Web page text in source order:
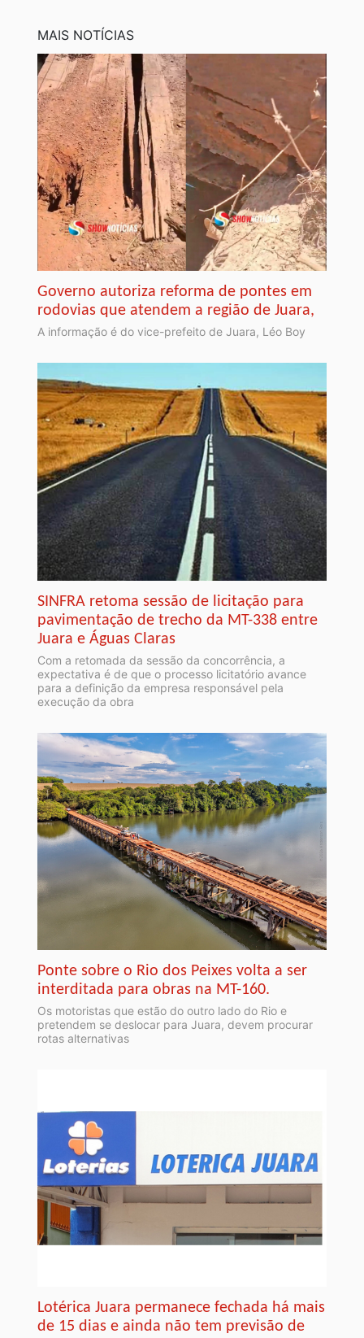
MAIS NOTÍCIAS
Governo autoriza reforma de pontes em
rodovias que atendem a região de Juara,
A informação é do vice-prefeito de Juara, Léo Boy
SINFRA retoma sessão de licitação para
pavimentação de trecho da MT-338 entre
Juara e Águas Claras
Com a retomada da sessão da concorrência, a
expectativa é de que o processo licitatório avance
para a definição da empresa responsável pela
execução da obra
Ponte sobre o Rio dos Peixes volta a ser
interditada para obras na MT-160.
Os motoristas que estão do outro lado do Rio e
pretendem se deslocar para Juara, devem procurar
rotas alternativas
Lotérica Juara permanece fechada há mais
de 15 dias e ainda não tem previsão de